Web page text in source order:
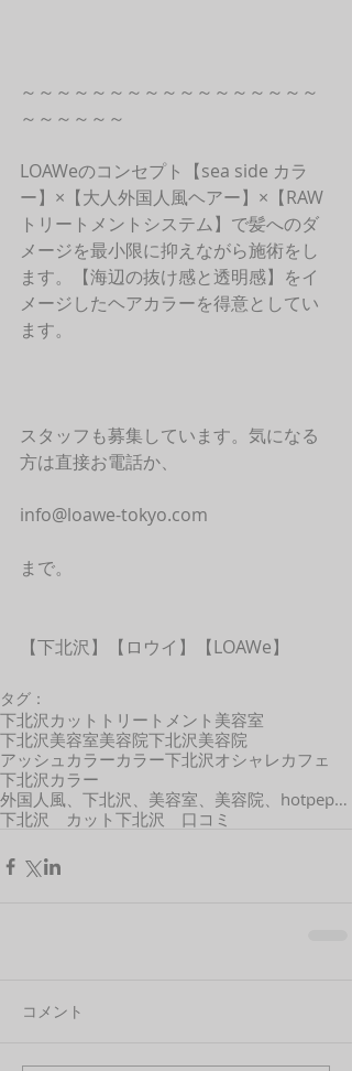
～～～～～～～～～～～～～～～～～
～～～～～～
LOAWeのコンセプト【sea side カラ
ー】×【大人外国人風ヘアー】×【RAW
トリートメントシステム】で髪へのダ
メージを最小限に抑えながら施術をし
ます。【海辺の抜け感と透明感】をイ
メージしたヘアカラーを得意としてい
ます。
スタッフも募集しています。気になる
方は直接お電話か、
info@loawe-tokyo.com
まで。
【下北沢】【ロウイ】【LOAWe】
タグ：
下北沢カット トリートメント 美容室
下北沢美容室美容院下北沢美容院
アッシュカラーカラー下北沢オシャレカフェ
下北沢カラー
外国人風、下北沢、美容室、美容院、hotpepper、口コミ、カット、カラー、外国人風、髪型
下北沢 カット 下北沢 口コミ
コメント